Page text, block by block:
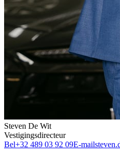
Steven De Wit
Vestigingsdirecteur
Bel+32 489 03 92 09E-mail